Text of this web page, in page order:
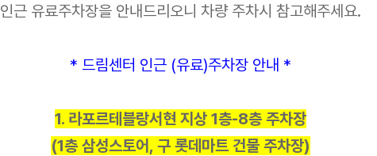
인근 유료주차장을 안내드리오니 차량 주차시 참고해주세요.
* 드림센터 인근 (유료)주차장 안내 *
1. 라포르테블랑서현 지상 1층-8층 주차장
(1층 삼성스토어, 구 롯데마트 건물 주차장)